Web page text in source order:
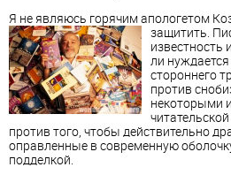
Я не являюсь горячим апологетом
защитить.
известность
ли
стороннего
против
некоторыми
против того, чтобы действительно
оправленные в современную
подделкой.